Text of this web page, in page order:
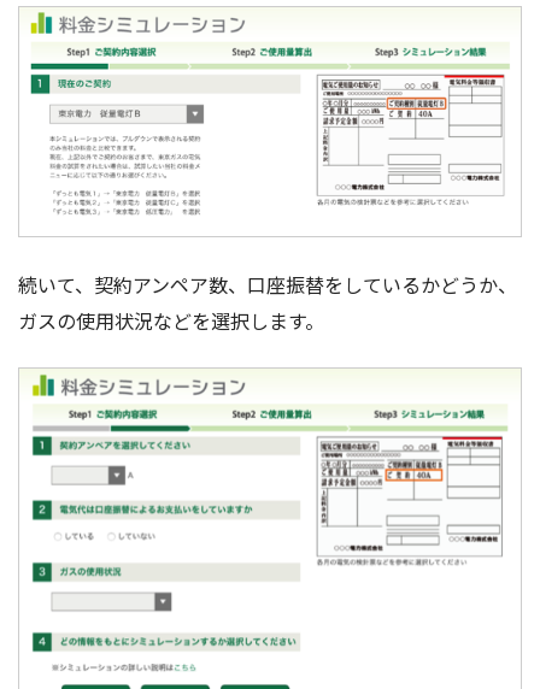
続いて、契約アンペア数、口座振替をしているかどうか、
ガスの使用状況などを選択します。